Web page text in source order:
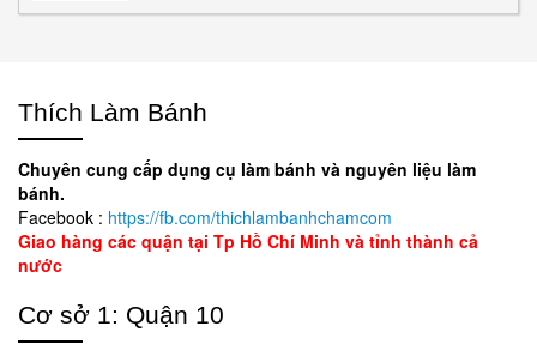
Thích Làm Bánh
Chuyên cung cấp dụng cụ làm bánh và nguyên liệu làm
bánh.
Facebook : https://fb.com/thichlambanhchamcom
Giao hàng các quận tại Tp Hồ Chí Minh và tỉnh thành cả
nước
Cơ sở 1: Quận 10